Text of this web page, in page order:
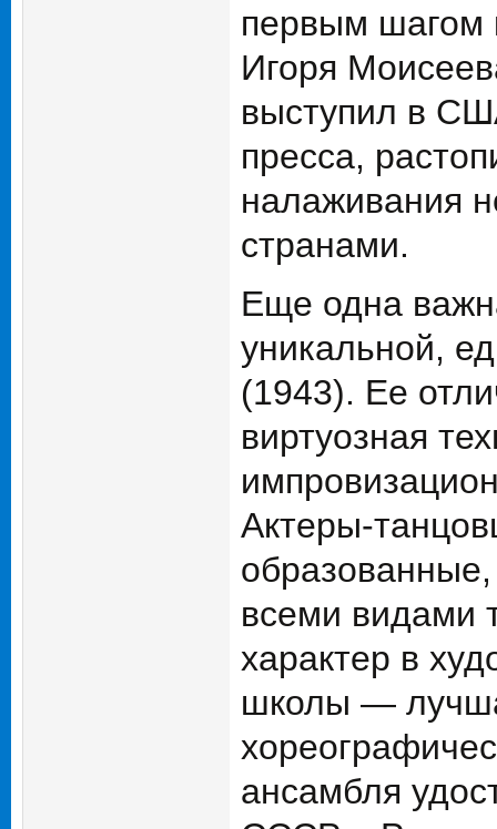
первым шагом
Игоря
выступил в
пресса,
налаживания
странами.
Еще одна
уникальной,
(1943). Ее
виртуозная
Актеры-
всеми видами
характер в
школы —
ансамбля